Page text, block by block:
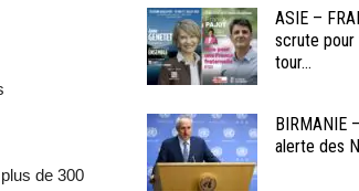
de 300
ASIE –
scrute pour
tour...
BIRMANIE
alerte des